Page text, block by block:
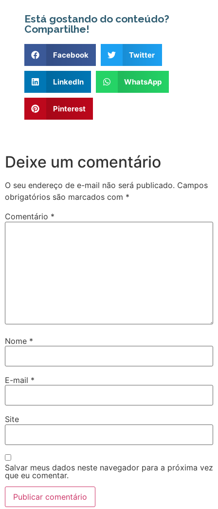
Está gostando do conteúdo?
Compartilhe!
Facebook Twitter
LinkedIn WhatsApp
Pinterest
Deixe um comentário
O seu endereço de e-mail não será publicado. Campos
obrigatórios são marcados com *
Comentário *
Nome *
E-mail *
Site
Salvar meus dados neste navegador para a próxima vez
que eu comentar.